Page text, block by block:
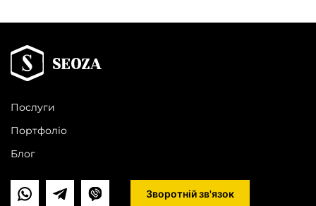
Послуги
Портфоліо
Блог
Зворотній зв'язок